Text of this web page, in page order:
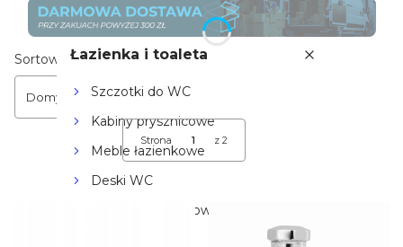
Hydraulika i armatura
Łazienka i toaleta
Szczotki do WC
Kabiny prysznicowe
Meble łazienkowe
Deski WC
Stelaże podtynkowe
Lista produktów
Sortowanie:
Domyślne
Strona z 2